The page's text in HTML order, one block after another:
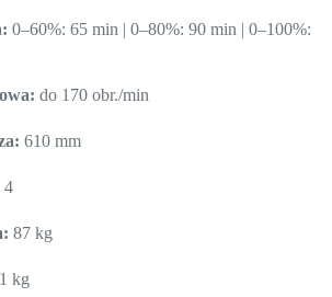
0–60%: 65 min | 0–80%: 90 min | 0–100%:
do 170 obr./min
610 mm
4
87 kg
kg